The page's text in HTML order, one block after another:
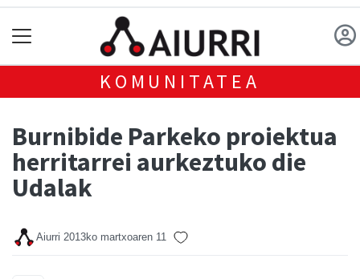
KOMUNITATEA
Burnibide Parkeko proiektua
herritarrei aurkeztuko die
Udalak
Aiurri 2013ko martxoaren 11